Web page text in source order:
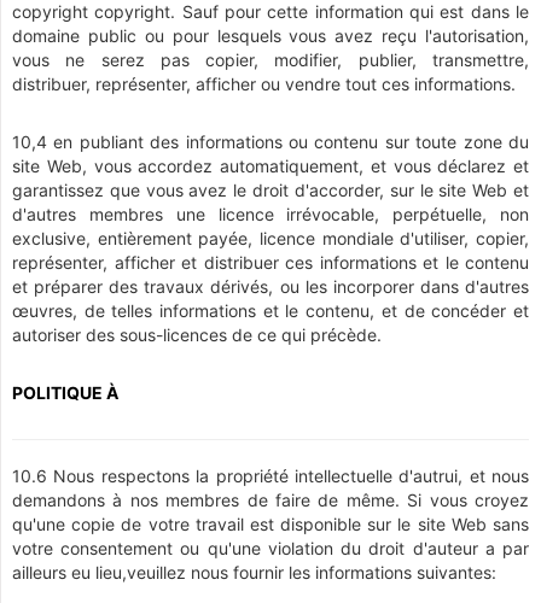
copyright copyright. Sauf pour cette information qui est dans le
domaine public ou pour lesquels vous avez reçu l'autorisation,
vous ne serez pas copier, modifier, publier, transmettre,
distribuer, représenter, afficher ou vendre tout ces informations.
10,4 en publiant des informations ou contenu sur toute zone du
site Web, vous accordez automatiquement, et vous déclarez et
garantissez que vous avez le droit d'accorder, sur le site Web et
d'autres membres une licence irrévocable, perpétuelle, non
exclusive, entièrement payée, licence mondiale d'utiliser, copier,
représenter, afficher et distribuer ces informations et le contenu
et préparer des travaux dérivés, ou les incorporer dans d'autres
œuvres, de telles informations et le contenu, et de concéder et
autoriser des sous-licences de ce qui précède.
POLITIQUE À
10.6 Nous respectons la propriété intellectuelle d'autrui, et nous
demandons à nos membres de faire de même. Si vous croyez
qu'une copie de votre travail est disponible sur le site Web sans
votre consentement ou qu'une violation du droit d'auteur a par
ailleurs eu lieu,veuillez nous fournir les informations suivantes: